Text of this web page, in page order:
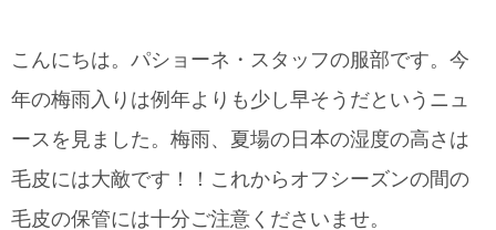
こんにちは。パショーネ・スタッフの服部です。今
年の梅雨入りは例年よりも少し早そうだというニュ
ースを見ました。梅雨、夏場の日本の湿度の高さは
毛皮には大敵です！！これからオフシーズンの間の
毛皮の保管には十分ご注意くださいませ。